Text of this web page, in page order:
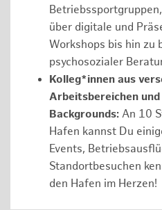
über digitale und
Workshops bis hin zu
psychosozialer
Kolleg*innen aus
Arbeitsbereichen
Backgrounds: An 10
Hafen kannst Du
Events,
Standortbesuchen
den Hafen im Herzen!